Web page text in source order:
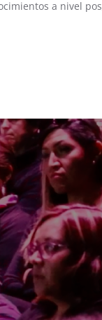
a nivel